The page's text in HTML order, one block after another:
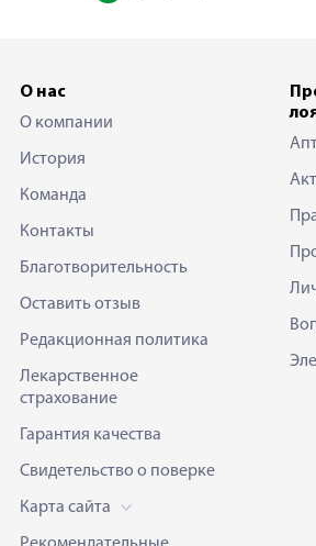
О нас
О компании
История
Команда
Контакты
Благотворительность
Оставить отзыв
Редакционная политика
Лекарственное
страхование
Гарантия качества
Свидетельство о поверке
Карта сайта